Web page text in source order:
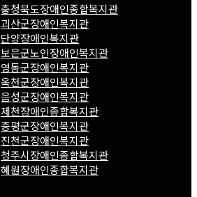
충청북도장애인종합복지관
괴산군장애인복지관
단양장애인복지관
보은군노인장애인복지관
영동군장애인복지관
옥천군장애인복지관
음성군장애인복지관
제천장애인종합복지관
증평군장애인복지관
진천군장애인복지관
청주시장애인종합복지관
혜원장애인종합복지관